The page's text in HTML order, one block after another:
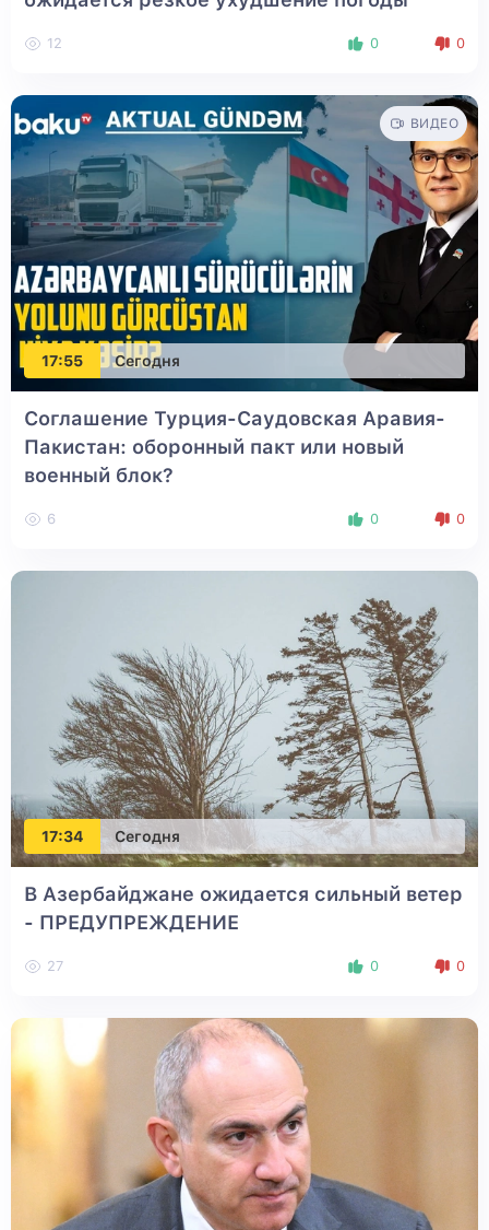
12 0 0
17:55 Сегодня
ВИДЕО
Соглашение Турция-Саудовская Аравия-
Пакистан: оборонный пакт или новый
военный блок?
6 0 0
17:34 Сегодня
В Азербайджане ожидается сильный ветер
- ПРЕДУПРЕЖДЕНИЕ
27 0 0